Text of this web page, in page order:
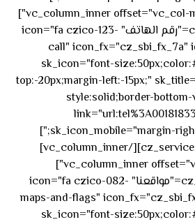
[vc_row_inner][vc_column_inner offset="vc_col-md-4"]
[cz_service_box title="رقم الهاتف" icon="fa czico-123-
call" icon_fx="cz_sbi_fx_7a"
sk_icon="font-
top:-20px;margin-left:-15px;"
style:solid;border-
sk_icon_mobile="margin-
[/cz_service_box][/vc_column_inner]
[vc_column_inner offset="vc_col-md-4"]
[cz_service_box title="مواقعنا" icon="fa czico-082-
maps-and-flags"
sk_icon="font-